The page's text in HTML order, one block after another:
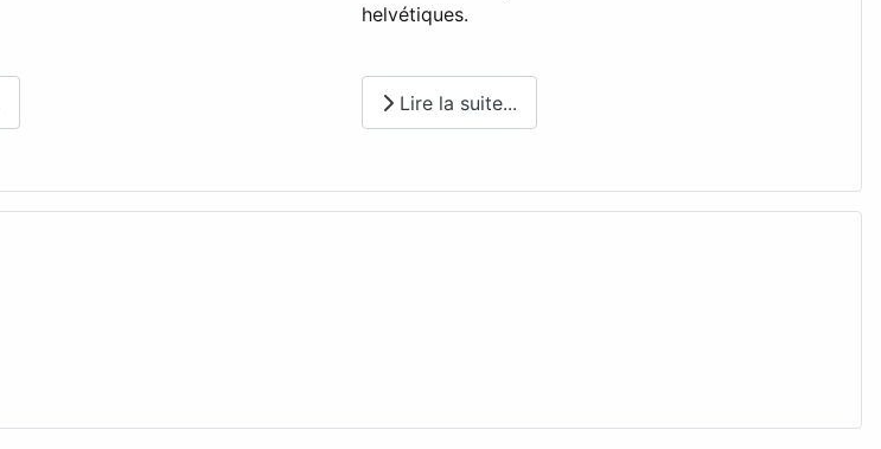
helvétiques.
Lire la suite...